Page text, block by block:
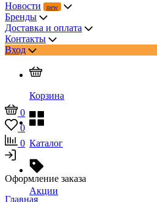
Новости
Бренды
Доставка и оплата
Контакты
Вход
Корзина
Каталог
Акции
0
0
0
Оформление заказа
Главная